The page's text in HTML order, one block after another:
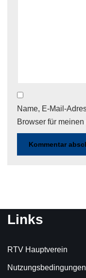
Name, E-Mail-
Browser für
Links
RTV Hauptverein
Nutzungsbedingungen